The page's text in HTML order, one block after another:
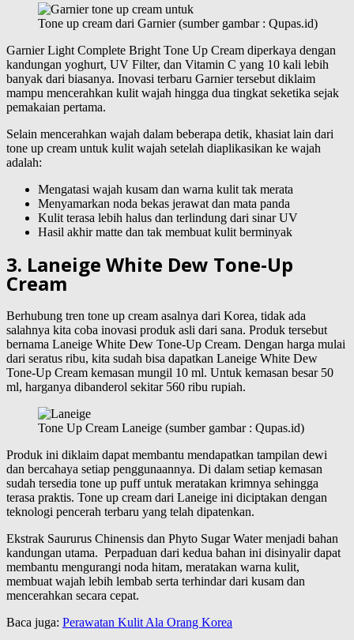
Tone up cream dari Garnier (sumber gambar : Qupas.id)
Garnier Light Complete Bright Tone Up Cream diperkaya dengan
kandungan yoghurt, UV Filter, dan Vitamin C yang 10 kali lebih
banyak dari biasanya. Inovasi terbaru Garnier tersebut diklaim
mampu mencerahkan kulit wajah hingga dua tingkat seketika sejak
pemakaian pertama.
Selain mencerahkan wajah dalam beberapa detik, khasiat lain dari
tone up cream untuk kulit wajah setelah diaplikasikan ke wajah
adalah:
Mengatasi wajah kusam dan warna kulit tak merata
Menyamarkan noda bekas jerawat dan mata panda
Kulit terasa lebih halus dan terlindung dari sinar UV
Hasil akhir matte dan tak membuat kulit berminyak
3. Laneige White Dew Tone-Up
Cream
Berhubung tren tone up cream asalnya dari Korea, tidak ada
salahnya kita coba inovasi produk asli dari sana. Produk tersebut
bernama Laneige White Dew Tone-Up Cream. Dengan harga mulai
dari seratus ribu, kita sudah bisa dapatkan Laneige White Dew
Tone-Up Cream kemasan mungil 10 ml. Untuk kemasan besar 50
ml, harganya dibanderol sekitar 560 ribu rupiah.
Tone Up Cream Laneige (sumber gambar : Qupas.id)
Produk ini diklaim dapat membantu mendapatkan tampilan dewi
dan bercahaya setiap penggunaannya. Di dalam setiap kemasan
sudah tersedia tone up puff untuk meratakan krimnya sehingga
terasa praktis. Tone up cream dari Laneige ini diciptakan dengan
teknologi pencerah terbaru yang telah dipatenkan.
Ekstrak Saururus Chinensis dan Phyto Sugar Water menjadi bahan
kandungan utama. Perpaduan dari kedua bahan ini disinyalir dapat
membantu mengurangi noda hitam, meratakan warna kulit,
membuat wajah lebih lembab serta terhindar dari kusam dan
mencerahkan secara cepat.
Baca juga: Perawatan Kulit Ala Orang Korea